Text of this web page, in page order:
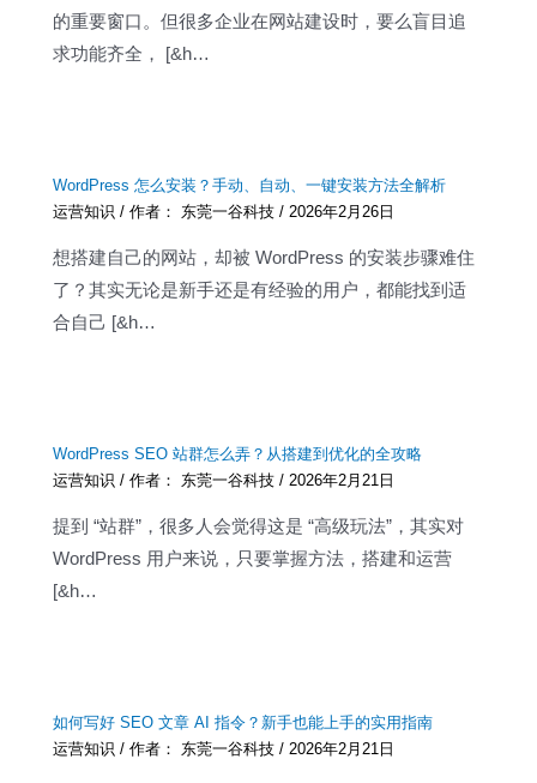
的重要窗口。但很多企业在网站建设时，要么盲目追
求功能齐全， [&h…
WordPress 怎么安装？手动、自动、一键安装方法全解析
运营知识 / 作者： 东莞一谷科技/2026年2月26日
想搭建自己的网站，却被 WordPress 的安装步骤难住
了？其实无论是新手还是有经验的用户，都能找到适
合自己 [&h…
WordPress SEO 站群怎么弄？从搭建到优化的全攻略
运营知识 / 作者： 东莞一谷科技/2026年2月21日
提到 “站群”，很多人会觉得这是 “高级玩法”，其实对
WordPress 用户来说，只要掌握方法，搭建和运营
[&h…
如何写好 SEO 文章 AI 指令？新手也能上手的实用指南
运营知识 / 作者： 东莞一谷科技/2026年2月21日